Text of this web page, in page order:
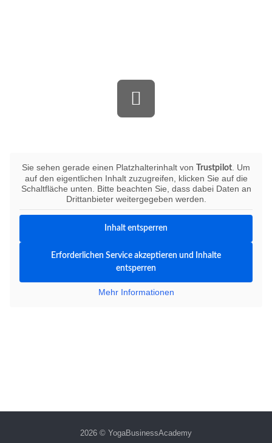
Sie sehen gerade einen Platzhalterinhalt von Trustpilot . Um
auf den eigentlichen Inhalt zuzugreifen, klicken Sie auf die
Schaltfläche unten. Bitte beachten Sie, dass dabei Daten an
Drittanbieter weitergegeben werden.
Inhalt entsperren
Erforderlichen Service akzeptieren und Inhalte
entsperren
Mehr Informationen
2026 © YogaBusinessAcademy